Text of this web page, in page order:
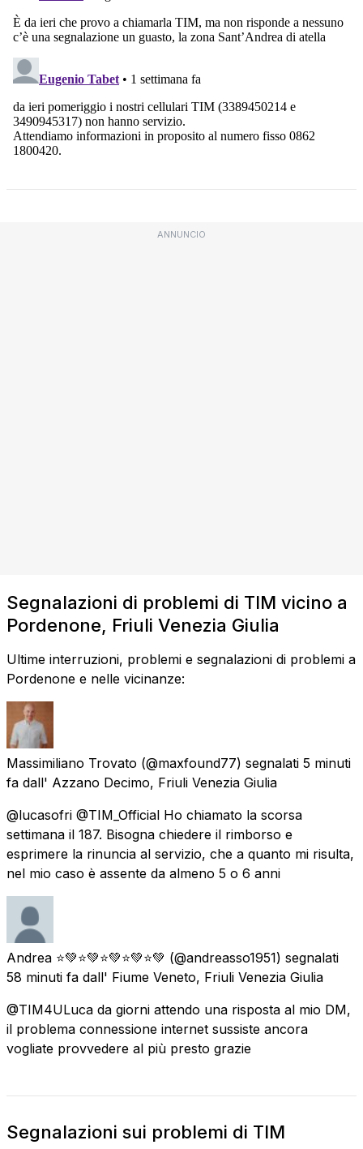
ANNUNCIO
Segnalazioni di problemi di TIM vicino a
Pordenone, Friuli Venezia Giulia
Ultime interruzioni, problemi e segnalazioni di problemi a
Pordenone e nelle vicinanze:
Massimiliano Trovato (@maxfound77) segnalati 5 minuti
fa dall' Azzano Decimo, Friuli Venezia Giulia
@lucasofri @TIM_Official Ho chiamato la scorsa
settimana il 187. Bisogna chiedere il rimborso e
esprimere la rinuncia al servizio, che a quanto mi risulta,
nel mio caso è assente da almeno 5 o 6 anni
Andrea ⭐️💚⭐️💚⭐️💚⭐️💚⭐️💚 (@andreasso1951) segnalati
58 minuti fa dall' Fiume Veneto, Friuli Venezia Giulia
@TIM4ULuca da giorni attendo una risposta al mio DM,
il problema connessione internet sussiste ancora
vogliate provvedere al più presto grazie
Segnalazioni sui problemi di TIM